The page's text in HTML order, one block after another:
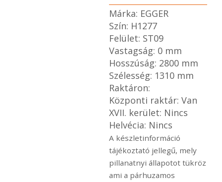
Márka: EGGER
Szín: H1277
Felület: ST09
Vastagság: 0 mm
Hosszúság: 2800 mm
Szélesség: 1310 mm
Raktáron:
Központi raktár: Van
XVII. kerület: Nincs
Helvécia: Nincs
A készletinformáció
tájékoztató jellegű, mely
pillanatnyi állapotot tükröz
ami a párhuzamos